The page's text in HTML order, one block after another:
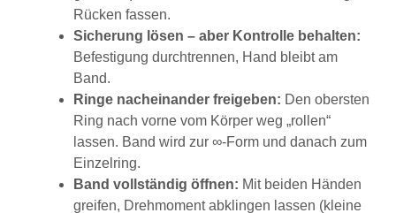
Rücken fassen.
Sicherung lösen – aber Kontrolle behalten:
Befestigung durchtrennen, Hand bleibt am
Band.
Ringe nacheinander freigeben: Den obersten
Ring nach vorne vom Körper weg „rollen“
lassen. Band wird zur ∞-Form und danach zum
Einzelring.
Band vollständig öffnen: Mit beiden Händen
greifen, Drehmoment abklingen lassen (kleine